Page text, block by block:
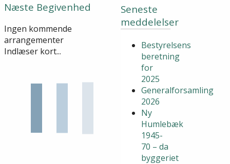
Seneste
meddelelser
Bestyrelsens
beretning
for
2025
Generalforsamling
2026
Ny
Humlebæk
1945-
70 – da
byggeriet
Næste Begivenhed
Ingen kommende
arrangementer
Indlæser kort...